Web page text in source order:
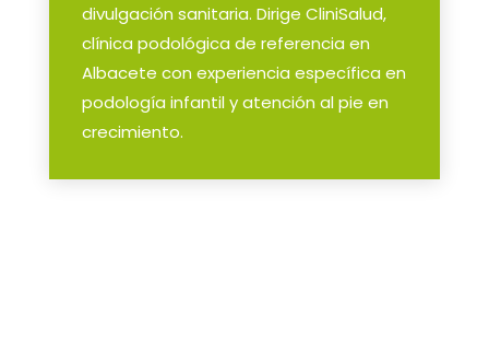
divulgación sanitaria. Dirige CliniSalud,
clínica podológica de referencia en
Albacete con experiencia específica en
podología infantil y atención al pie en
crecimiento.